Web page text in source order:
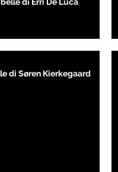
di Erri De Luca
di Søren Kierkegaard